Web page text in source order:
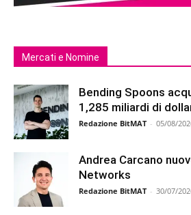
Mercati e Nomine
Bending Spoons
1,285 miliardi di
Redazione BitMAT - 05/08/
Andrea Carcano
Networks
Redazione BitMAT - 30/07/